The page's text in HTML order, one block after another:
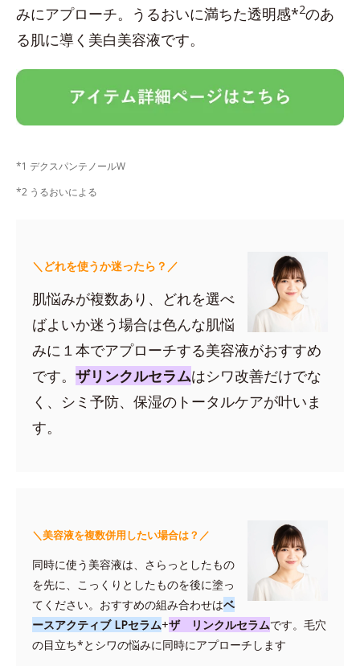
みにアプローチ。うるおいに満ちた透明感*2のあ
る肌に導く美白美容液です。
*1 デクスパンテノールW
*2 うるおいによる
＼どれを使うか迷ったら？／
肌悩みが複数あり、どれを選べ
ばよいか迷う場合は色んな肌悩
みに１本でアプローチする美容液がおすすめ
です。 ザリンクルセラムはシワ改善だけでな
く、シミ予防、保湿のトータルケアが叶いま
す。
＼美容液を複数併用したい場合は？／
同時に使う美容液は、さらっとしたもの
を先に、こっくりとしたものを後に塗っ
てください。おすすめの組み合わせはベ
ースアクティブ LPセラム+ザ リンクルセラムです。毛穴
の目立ち*とシワの悩みに同時にアプローチします